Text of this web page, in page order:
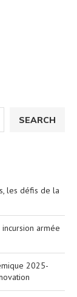
SEARCH
les défis de la
armée
2025-